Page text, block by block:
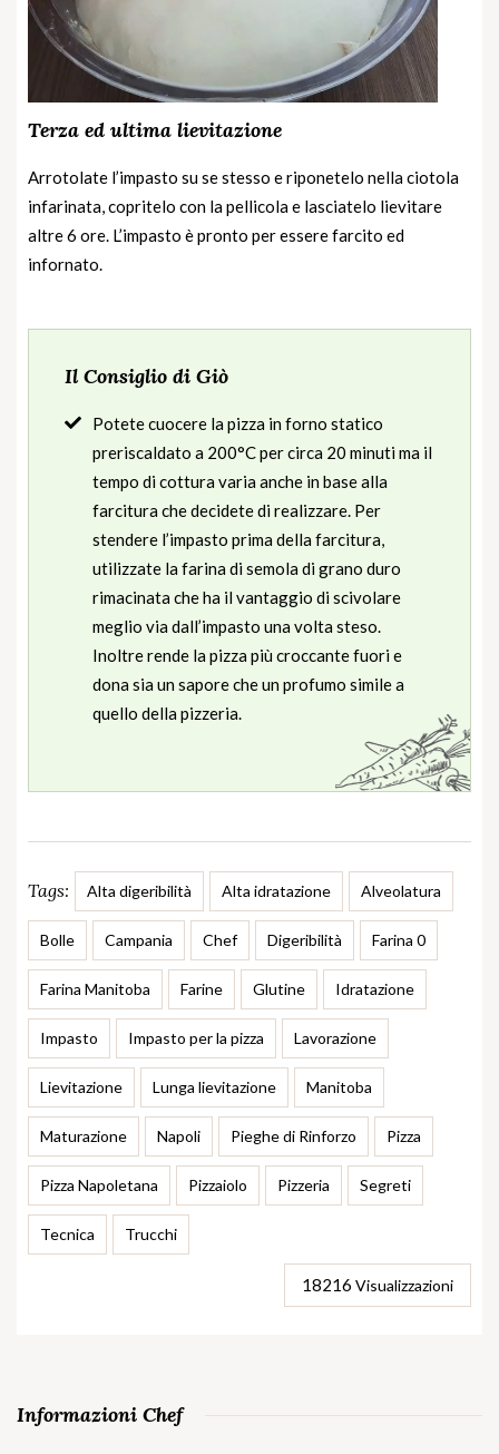
Terza ed ultima lievitazione
Arrotolate l’impasto su se stesso e riponetelo nella ciotola
infarinata, copritelo con la pellicola e lasciatelo lievitare
altre 6 ore. L’impasto è pronto per essere farcito ed
infornato.
Il Consiglio di Giò
Potete cuocere la pizza in forno statico
preriscaldato a 200°C per circa 20 minuti ma il
tempo di cottura varia anche in base alla
farcitura che decidete di realizzare. Per
stendere l’impasto prima della farcitura,
utilizzate la farina di semola di grano duro
rimacinata che ha il vantaggio di scivolare
meglio via dall’impasto una volta steso.
Inoltre rende la pizza più croccante fuori e
dona sia un sapore che un profumo simile a
quello della pizzeria.
Tags: Alta digeribilità Alta idratazione Alveolatura
Bolle Campania Chef Digeribilità Farina 0
Farina Manitoba Farine Glutine Idratazione
Impasto Impasto per la pizza Lavorazione
Lievitazione Lunga lievitazione Manitoba
Maturazione Napoli Pieghe di Rinforzo Pizza
Pizza Napoletana Pizzaiolo Pizzeria Segreti
Tecnica Trucchi
18216 Visualizzazioni
Informazioni Chef